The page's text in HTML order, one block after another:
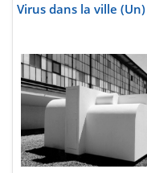
Virus dans la ville (Un)